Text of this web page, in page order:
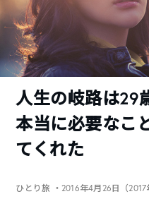
人生の岐路は29
本当に必要なこ
てくれた
ひとり旅 ・2016年4月26日（2017